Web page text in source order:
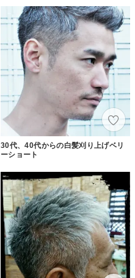
30代、40代からの白髪刈り上げベリ
ーショート